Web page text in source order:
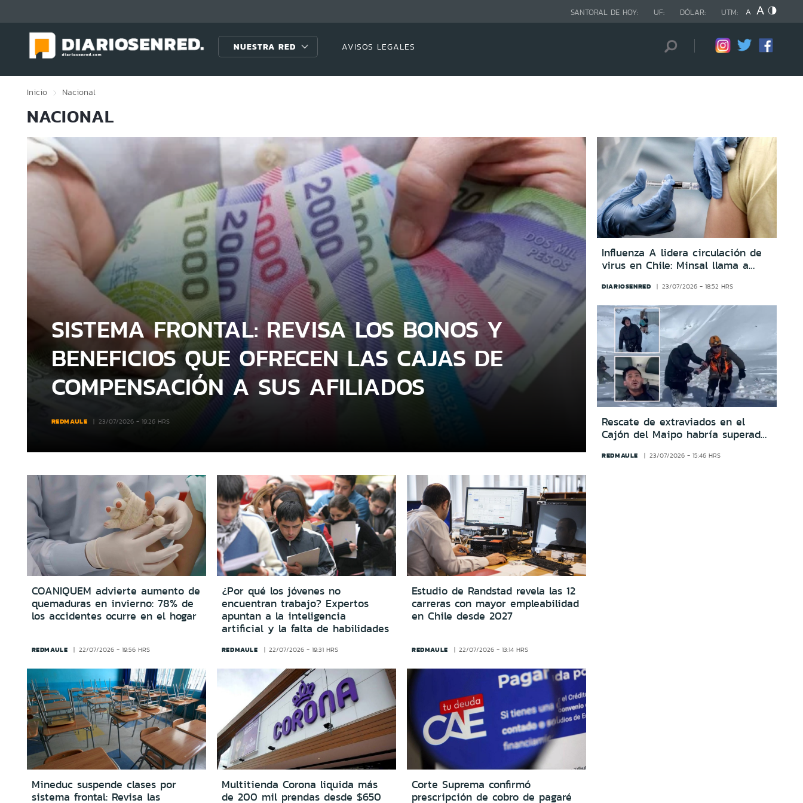
SANTORAL DE HOY: UF: DÓLAR: UTM:
NUESTRA RED AVISOS LEGALES
Inicio Nacional
NACIONAL
SISTEMA FRONTAL: REVISA LOS BONOS Y
BENEFICIOS QUE OFRECEN LAS CAJAS DE
COMPENSACIÓN A SUS AFILIADOS
REDMAULE 23/07/2026 - 19:26 HRS
Influenza A lidera circulación de
virus en Chile: Minsal llama a
clases
DIARIOSENRED 23/07/2026 - 18:52 HRS
Rescate de extraviados en el
Cajón del Maipo habría superado
REDMAULE 23/07/2026 - 15:46 HRS
COANIQUEM advierte aumento de
quemaduras en invierno: 78% de
los accidentes ocurre en el hogar
REDMAULE 22/07/2026 - 19:56 HRS
¿Por qué los jóvenes no
encuentran trabajo? Expertos
apuntan a la inteligencia
artificial y la falta de habilidades
REDMAULE 22/07/2026 - 19:31 HRS
Estudio de Randstad revela las 12
carreras con mayor empleabilidad
en Chile desde 2027
REDMAULE 22/07/2026 - 13:14 HRS
Mineduc suspende clases por
sistema frontal: Revisa las
Multitienda Corona liquida más
de 200 mil prendas desde $650
Corte Suprema confirmó
prescripción de cobro de pagaré